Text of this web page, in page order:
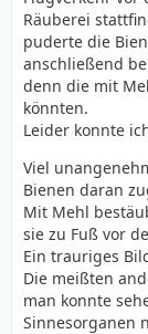
Räuberei
puderte die
anschließend
denn die mit
könnten.
Leider konnte
Viel
Bienen daran
Mit Mehl
sie zu Fuß vor
Ein trauriges
Die meißten
man konnte
Sinnesorganen